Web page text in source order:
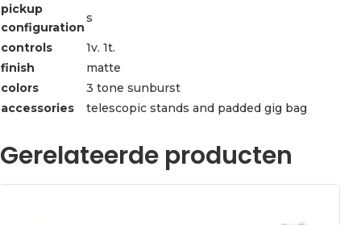
pickup
configuration
s
controls
1v. 1t.
finish
matte
colors
3 tone sunburst
accessories
telescopic stands and padded gig bag
Gerelateerde producten